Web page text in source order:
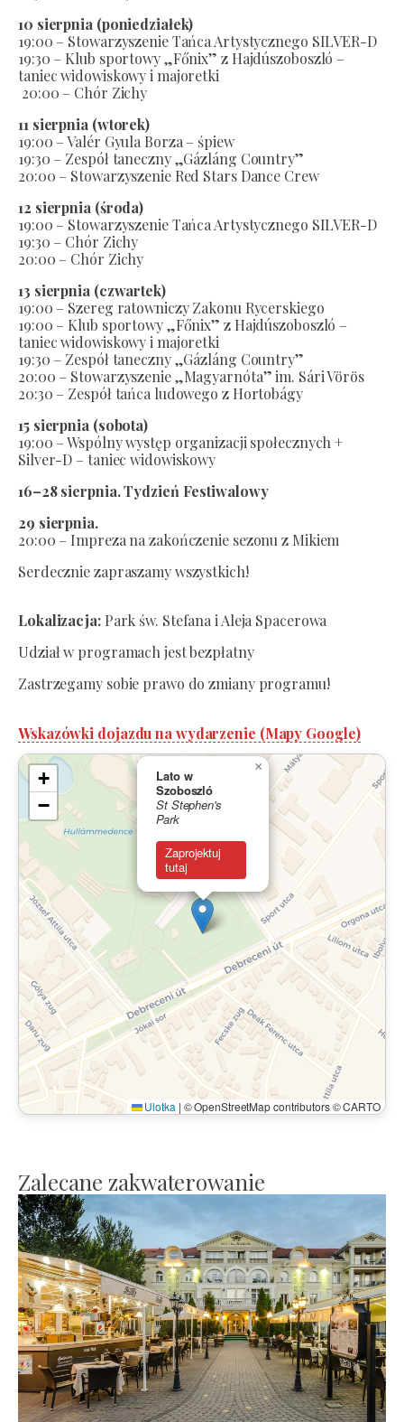
10 sierpnia (poniedziałek)
19:00 – Stowarzyszenie Tańca Artystycznego SILVER-D
19:30 – Klub sportowy „Főnix” z Hajdúszoboszló –
taniec widowiskowy i majoretki
20:00 – Chór Zichy
11 sierpnia (wtorek)
19:00 – Valér Gyula Borza – śpiew
19:30 – Zespół taneczny „Gázláng Country”
20:00 – Stowarzyszenie Red Stars Dance Crew
12 sierpnia (środa)
19:00 – Stowarzyszenie Tańca Artystycznego SILVER-D
19:30 – Chór Zichy
20:00 – Chór Zichy
13 sierpnia (czwartek)
19:00 – Szereg ratowniczy Zakonu Rycerskiego
19:00 – Klub sportowy „Főnix” z Hajdúszoboszló –
taniec widowiskowy i majoretki
19:30 – Zespół taneczny „Gázláng Country”
20:00 – Stowarzyszenie „Magyarnóta” im. Sári Vörös
20:30 – Zespół tańca ludowego z Hortobágy
15 sierpnia (sobota)
19:00 – Wspólny występ organizacji społecznych +
Silver-D – taniec widowiskowy
16–28 sierpnia. Tydzień Festiwalowy
29 sierpnia.
20:00 – Impreza na zakończenie sezonu z Mikiem
Serdecznie zapraszamy wszystkich!
Lokalizacja:Park św. Stefana i Aleja Spacerowa
Udział w programach jest bezpłatny
Zastrzegamy sobie prawo do zmiany programu!
Wskazówki dojazdu na wydarzenie (Mapy Google)
Lato w
Szoboszló
St Stephen's
Park
Zaprojektuj
tutaj
×
+
−
Ulotka | © OpenStreetMap contributors © CARTO
Zalecane zakwaterowanie